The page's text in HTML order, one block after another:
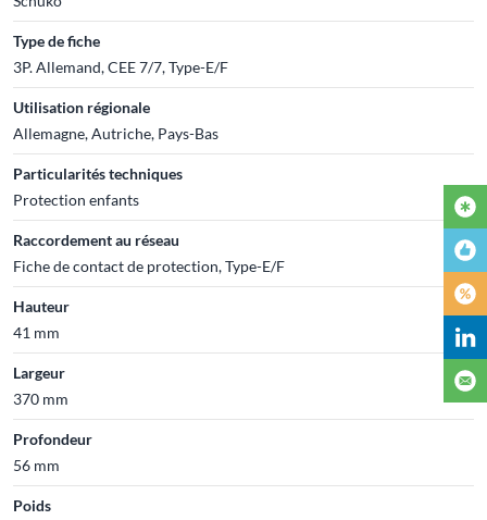
Type de fiche
3P. Allemand, CEE 7/7, Type-E/F
Utilisation régionale
Allemagne, Autriche, Pays-Bas
Particularités techniques
Protection enfants
Raccordement au réseau
Fiche de contact de protection, Type-E/F
Hauteur
41 mm
Largeur
370 mm
Profondeur
56 mm
Poids